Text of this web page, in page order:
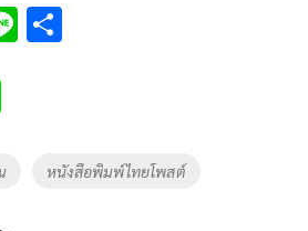
Li
หนังสือพิมพ์ไทยโพสต์